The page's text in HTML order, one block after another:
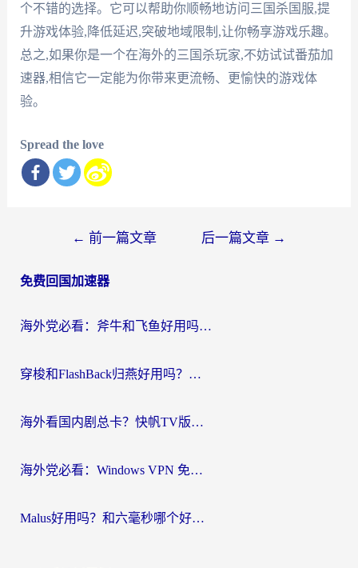
个不错的选择。它可以帮助你顺畅地访问三国杀国服,提
升游戏体验,降低延迟,突破地域限制,让你畅享游戏乐趣。
总之,如果你是一个在海外的三国杀玩家,不妨试试番茄加
速器,相信它一定能为你带来更流畅、更愉快的游戏体
验。
Spread the love
导
← 前一篇文章 后一篇文章 →
免费回国加速器
海外党必看：斧牛和飞鱼好用吗？3步选对回国加速器，无缝刷剧玩国服
穿梭和FlashBack归燕好用吗？海外党亲测3款热门回国加速器，教你选对不踩坑
海外看国内剧总卡？快帆TV版VPN好用吗？和快滚VPN对比哪个回国效果更好？
海外党必看：Windows VPN 免费？别踩坑！教你选对好用的国内加速器无缝回国
Malus好用吗？和六毫秒哪个好？海外党选回国加速器的避坑指南